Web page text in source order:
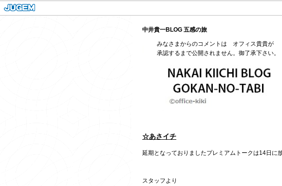
中井貴一BLOG 五感の旅
みなさまからのコメントは オフィス貴貴が
承認するまで公開されません。御了承下さい。
☆あさイチ
延期となっておりましたプレミアムトークは14日に
スタッフより